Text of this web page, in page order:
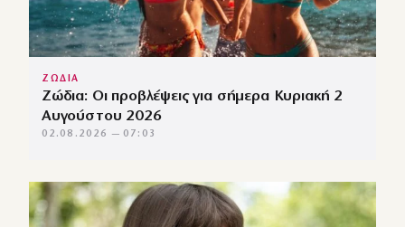
ΖΩΔΙΑ
Ζώδια: Οι προβλέψεις για σήμερα Κυριακή 2
Αυγούστου 2026
02.08.2026 — 07:03